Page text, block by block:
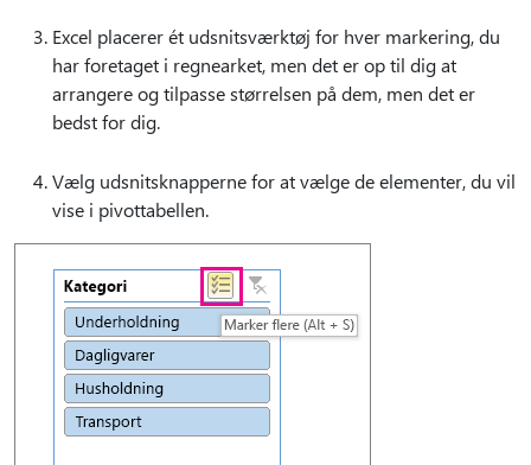
Excel placerer ét udsnitsværktøj for hver markering, du
har foretaget i regnearket, men det er op til dig at
arrangere og tilpasse størrelsen på dem, men det er
bedst for dig.
Vælg udsnitsknapperne for at vælge de elementer, du vil
vise i pivottabellen.